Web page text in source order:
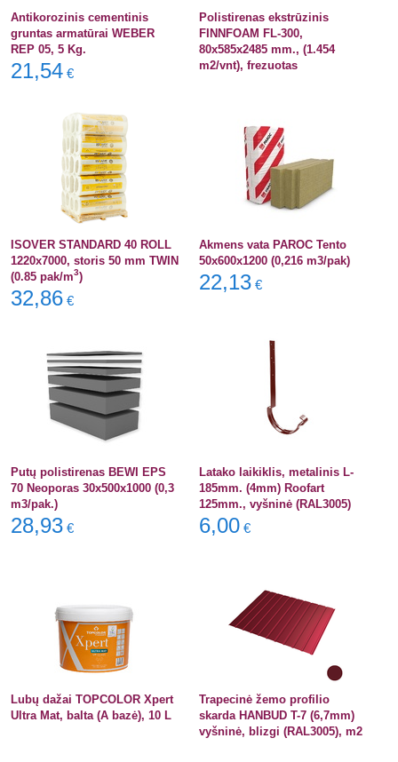
Antikorozinis cementinis
gruntas armatūrai WEBER
REP 05, 5 Kg.
21,54 €
Polistirenas ekstrūzinis
FINNFOAM FL-300,
80x585x2485 mm., (1.454
m2/vnt), frezuotas
ISOVER STANDARD 40 ROLL
1220x7000, storis 50 mm TWIN
(0.85 pak/m3)
32,86 €
Akmens vata PAROC Tento
50x600x1200 (0,216 m3/pak)
22,13 €
Putų polistirenas BEWI EPS
70 Neoporas 30x500x1000 (0,3
m3/pak.)
28,93 €
Latako laikiklis, metalinis L-
185mm. (4mm) Roofart
125mm., vyšninė (RAL3005)
6,00 €
Lubų dažai TOPCOLOR Xpert
Ultra Mat, balta (A bazė), 10 L
Trapecinė žemo profilio
skarda HANBUD T-7 (6,7mm)
vyšninė, blizgi (RAL3005), m2